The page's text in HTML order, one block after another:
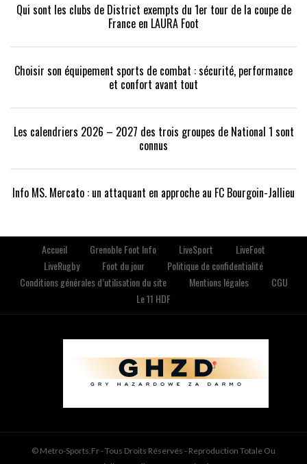
Qui sont les clubs de District exempts du 1er tour de la coupe de
France en LAURA Foot
Choisir son équipement sports de combat : sécurité, performance
et confort avant tout
Les calendriers 2026 – 2027 des trois groupes de National 1 sont
connus
Info MS. Mercato : un attaquant en approche au FC Bourgoin-Jallieu
Accueil Grenoble Foot Info LiveSport
LiveFoot
LiveRugby
Foot du jour
Politique de confidentialité
Conditions générales d’utilisation du site
Mentions légales
CGU
Le 11 HDF
© Metro-Sports.fr - Tous Droits Réservés - Reproduction Totale Ou